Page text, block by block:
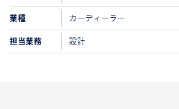
業種 カーディーラー
担当業務 設計